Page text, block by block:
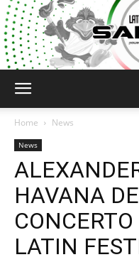
Home News
News
HAVANA
LATIN